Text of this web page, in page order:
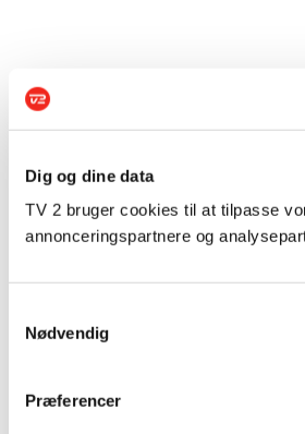
Dig og dine data
TV 2 bruger cookies til at tilpasse
annonceringspartnere og
Nødvendig
Præferencer